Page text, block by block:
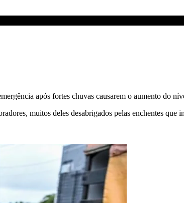
após fortes chuvas causarem o aumento do
muitos deles desabrigados pelas enchentes que